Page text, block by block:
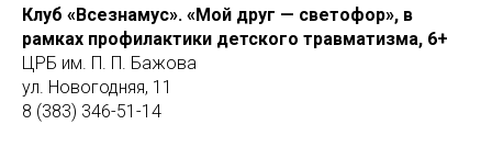
Клуб «Всезнамус». «Мой друг — светофор», в
рамках профилактики детского травматизма, 6+
ЦРБ им. П. П. Бажова
ул. Новогодняя, 11
8 (383) 346-51-14